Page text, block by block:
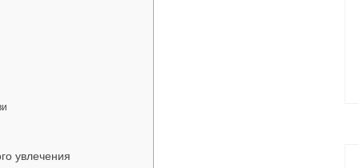
увлечения